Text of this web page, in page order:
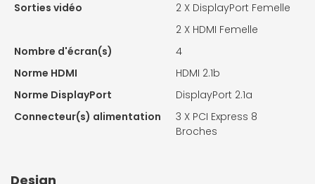
Sorties vidéo 2 X DisplayPort Femelle
2 X HDMI Femelle
Nombre d'écran(s)
4
Norme HDMI
HDMI 2.1b
Norme DisplayPort
DisplayPort 2.1a
Connecteur(s) alimentation
3 X PCI Express 8
Broches
Design